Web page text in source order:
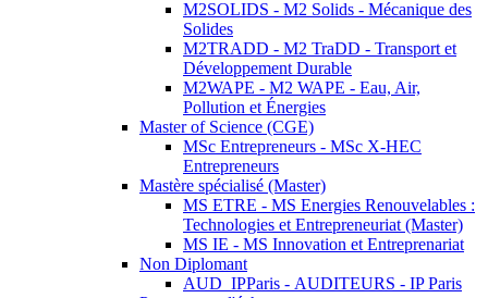
M2SOLIDS - M2 Solids - Mécanique des
Solides
M2TRADD - M2 TraDD - Transport et
Développement Durable
M2WAPE - M2 WAPE - Eau, Air,
Pollution et Énergies
Master of Science (CGE)
MSc Entrepreneurs - MSc X-HEC
Entrepreneurs
Mastère spécialisé (Master)
MS ETRE - MS Energies Renouvelables :
Technologies et Entrepreneuriat (Master)
MS IE - MS Innovation et Entreprenariat
Non Diplomant
AUD_IPParis - AUDITEURS - IP Paris